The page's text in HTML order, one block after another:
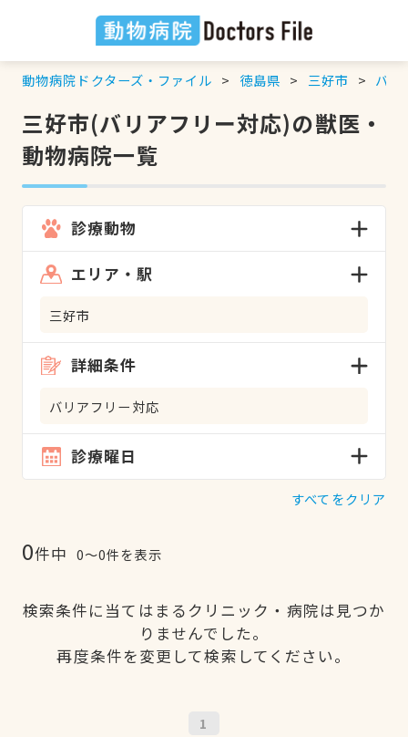
動物病院ドクターズ・ファイル 徳島県 三好市 バリ
三好市(バリアフリー対応)の獣医・
動物病院一覧
診療動物
エリア・駅
三好市
詳細条件
バリアフリー対応
診療曜日
すべてをクリア
0件中 0〜0件を表示
検索条件に当てはまるクリニック・病院は見つか
りませんでした。
再度条件を変更して検索してください。
1